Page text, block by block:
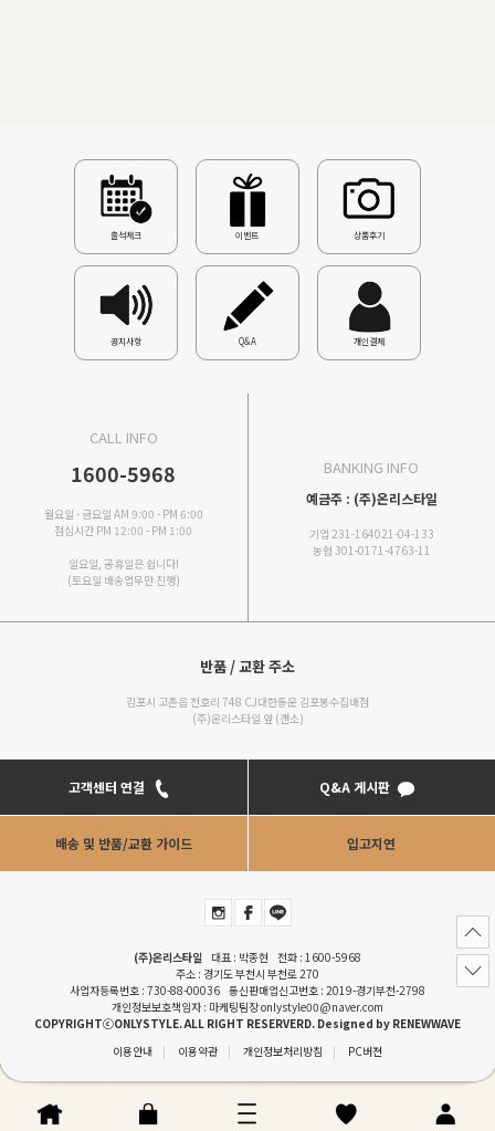
출석체크 이벤트 상품후기
공지사항 Q&A 개인결제
CALL INFO
1600-5968
월요일 - 금요일 AM 9:00 - PM 6:00
점심시간 PM 12:00 - PM 1:00
일요일, 공휴일은 쉽니다!
(토요일 배송업무만 진행)
BANKING INFO
예금주 : (주)온리스타일
기업 231-164021-04-133
농협 301-0171-4763-11
반품 / 교환 주소
김포시 고촌읍 전호리 748 CJ대한통운 김포봉수집배점
(주)온리스타일 앞 (갠소)
고객센터 연결 Q&A 게시판
배송 및 반품/교환 가이드 입고지연
(주)온리스타일 대표 : 박종현 전화 : 1600-5968
주소 : 경기도 부천시 부천로 270
사업자등록번호 : 730-88-00036 통신판매업신고번호 : 2019-경기부천-2798
개인정보보호책임자 : 마케팅팀장onlystyle00@naver.com
COPYRIGHTⓒONLYSTYLE. ALL RIGHT RESERVERD. Designed by RENEWWAVE
이용안내
| 이용약관 | 개인정보처리방침 | PC버젼